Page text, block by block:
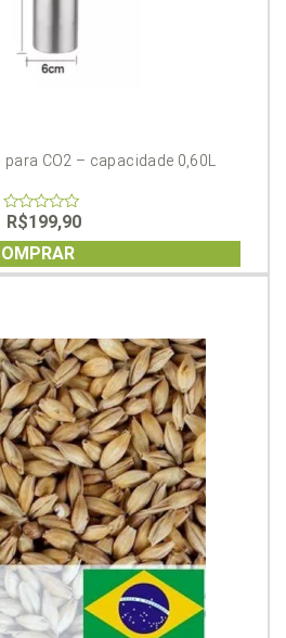
CO2 – capacidade 0,60L
0
out
of
5
R$199,90